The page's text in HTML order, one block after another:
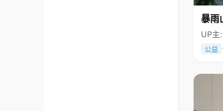
暴雨
UP主
公益